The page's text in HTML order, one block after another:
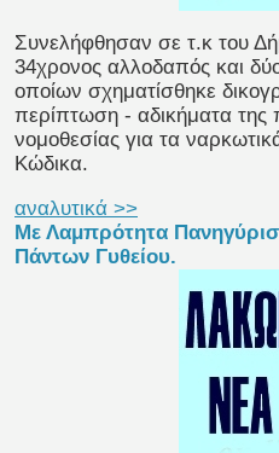
Συνελήφθησαν σε τ.κ του
34χρονος αλλοδαπός και
οποίων σχηματίσθηκε
περίπτωση - αδικήματα της
νομοθεσίας για τα
Κώδικα.
αναλυτικά >>
Με Λαμπρότητα
Πάντων Γυθείου.